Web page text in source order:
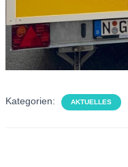
Kategorien: AKTUELLES